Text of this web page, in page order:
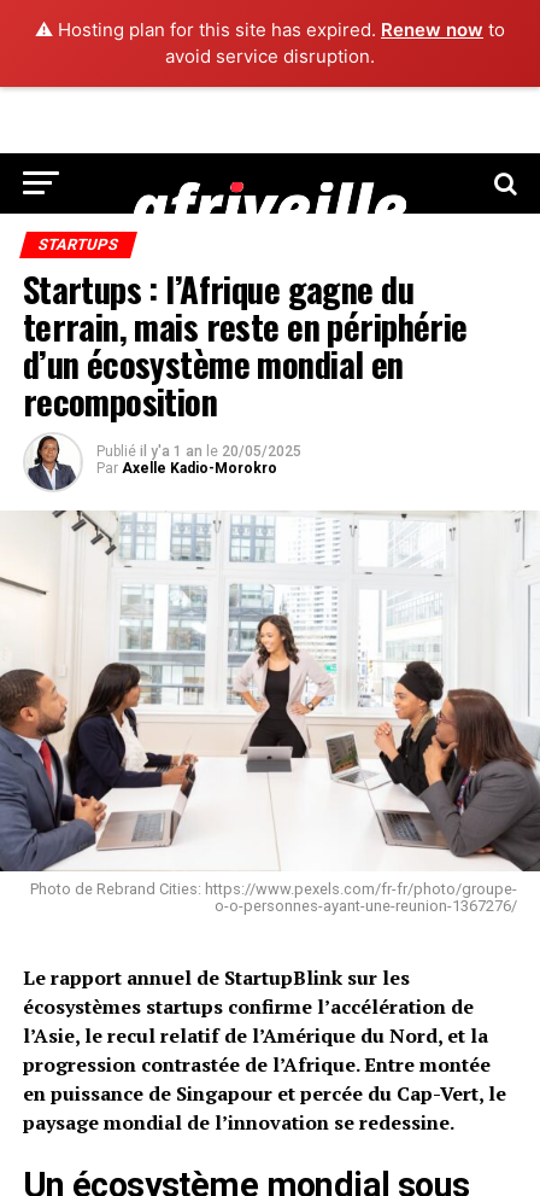
⚠️ Hosting plan for this site has expired. Renew now to
avoid service disruption.
STARTUPS
Startups : l’Afrique gagne du
terrain, mais reste en périphérie
d’un écosystème mondial en
recomposition
Publié il y'a 1 an le 20/05/2025
Par Axelle Kadio-Morokro
Photo de Rebrand Cities: https://www.pexels.com/fr-fr/photo/groupe-
o-o-personnes-ayant-une-reunion-1367276/
Le rapport annuel de StartupBlink sur les
écosystèmes startups confirme l’accélération de
l’Asie, le recul relatif de l’Amérique du Nord, et la
progression contrastée de l’Afrique. Entre montée
en puissance de Singapour et percée du Cap-Vert, le
paysage mondial de l’innovation se redessine.
Un écosystème mondial sous